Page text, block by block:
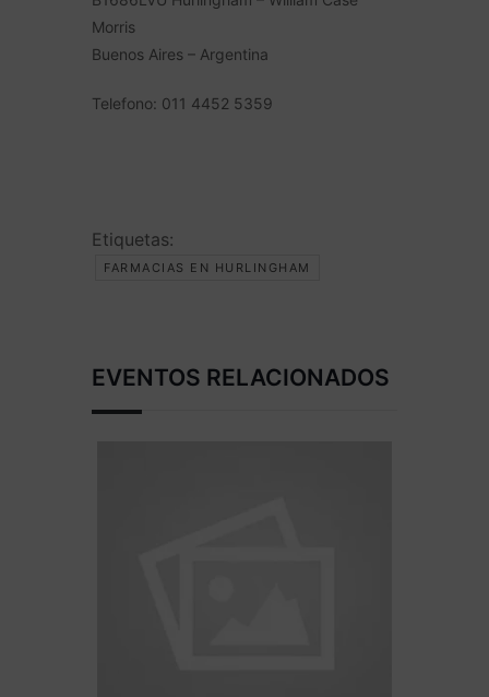
Morris
Buenos Aires – Argentina
Telefono: 011 4452 5359
Etiquetas:
FARMACIAS EN HURLINGHAM
EVENTOS RELACIONADOS